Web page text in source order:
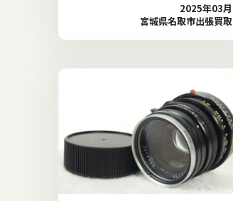
2025年03月
宮城県名取市出張買取